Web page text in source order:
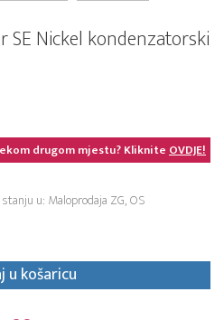
SE Nickel kondenzatorski
drugom mjestu? KlikniteOVDJE!
u: Maloprodaja ZG, OS
u košaricu